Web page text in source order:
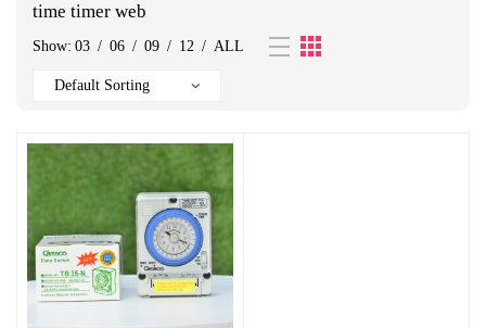
time timer web
Show: 03 / 06 / 09 / 12 / ALL